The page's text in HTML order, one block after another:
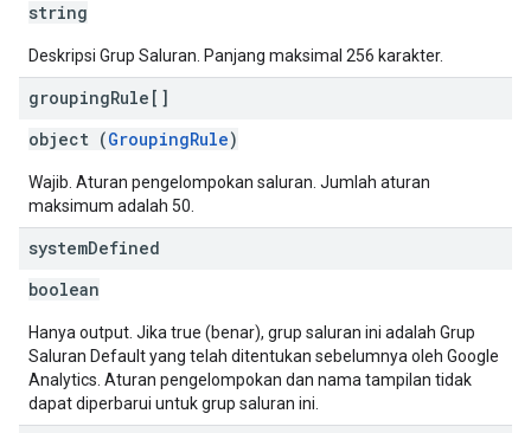
string
Deskripsi Grup Saluran. Panjang maksimal 256 karakter.
groupingRule[]
object (GroupingRule)
Wajib. Aturan pengelompokan saluran. Jumlah aturan
maksimum adalah 50.
systemDefined
boolean
Hanya output. Jika true (benar), grup saluran ini adalah Grup
Saluran Default yang telah ditentukan sebelumnya oleh Google
Analytics. Aturan pengelompokan dan nama tampilan tidak
dapat diperbarui untuk grup saluran ini.